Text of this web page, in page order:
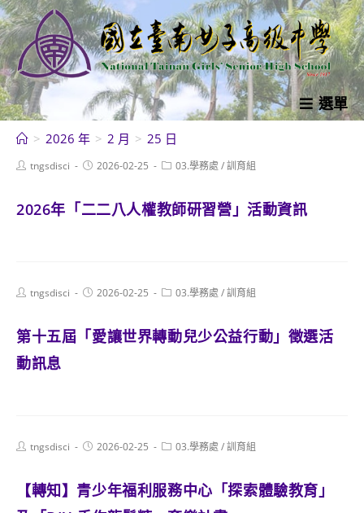
跳
轉
至
主
要
內
選單
> 2026 年 > 2 月 > 25 日
Posttngsdisci
Post2026-02-25
Post03.學務處 /訓育組
2026年「二二八人權教師研習營」活動資訊
Posttngsdisci
Post2026-02-25
Post03.學務處 /訓育組
第十五屆「愛讓世界轉動兒少公益行動」徵選活
動訊息
Posttngsdisci
Post2026-02-25
Post03.學務處 /訓育組
【轉知】青少年福利服務中心「探索體驗教育」